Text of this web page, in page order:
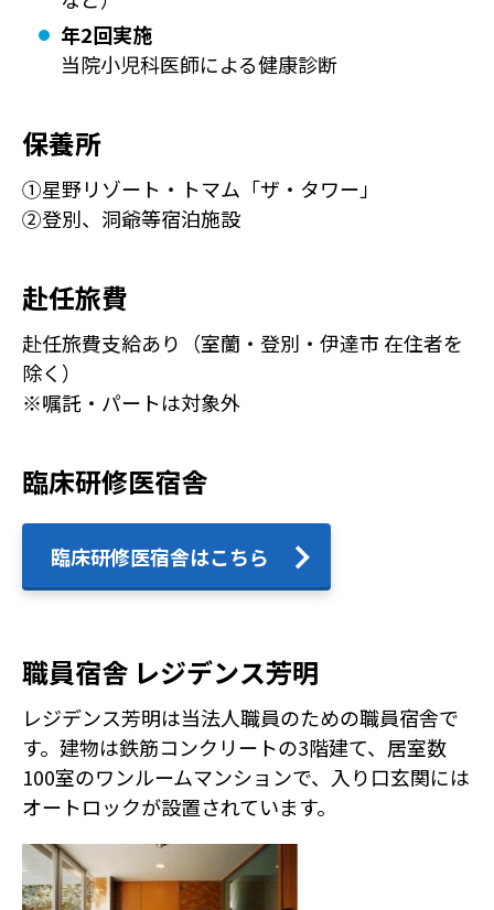
年2回実施
当院小児科医師による健康診断
保養所
①星野リゾート・トマム「ザ・タワー」
②登別、洞爺等宿泊施設
赴任旅費
赴任旅費支給あり（室蘭・登別・伊達市 在住者を
除く）
※嘱託・パートは対象外
臨床研修医宿舎
臨床研修医宿舎はこちら
職員宿舎 レジデンス芳明
レジデンス芳明は当法人職員のための職員宿舎で
す。建物は鉄筋コンクリートの3階建て、居室数
100室のワンルームマンションで、入り口玄関には
オートロックが設置されています。